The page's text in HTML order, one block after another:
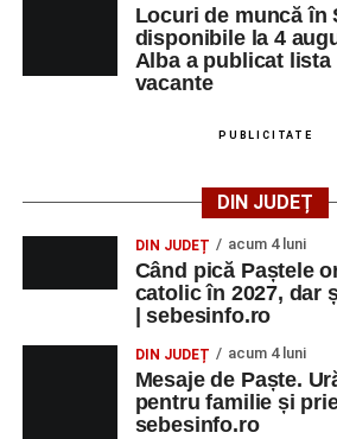
Locuri de muncă în
disponibile la 4
Alba a publicat
vacante
PUBLICITATE
DIN JUDEȚ
DIN JUDEȚ acum 4 luni
Când pică Paștele
catolic în 2027, dar
| sebesinfo.ro
DIN JUDEȚ acum 4 luni
Mesaje de Paște.
pentru familie și
sebesinfo.ro